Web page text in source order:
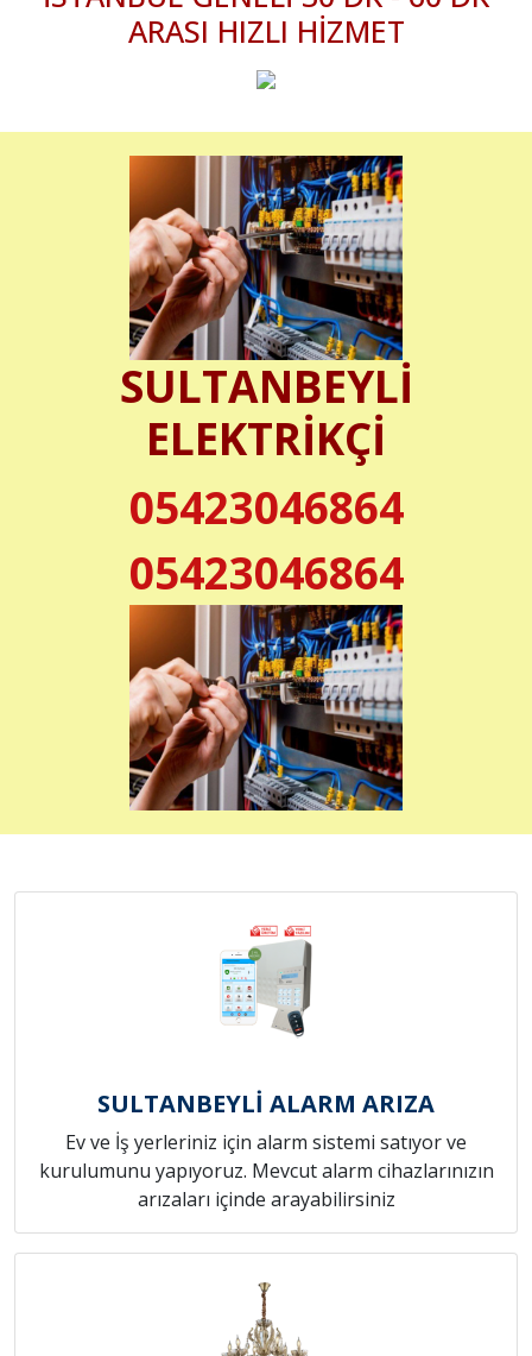
ARASI HIZLI HİZMET
SULTANBEYLİ
ELEKTRİKÇİ
05423046864
05423046864
SULTANBEYLİ ALARM ARIZA
Ev ve İş yerleriniz için alarm sistemi satıyor ve
kurulumunu yapıyoruz. Mevcut alarm cihazlarınızın
arızaları içinde arayabilirsiniz